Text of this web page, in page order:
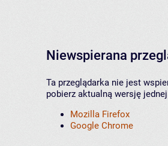
Niewspierana
Ta przeglądarka nie jest
pobierz aktualną wersję
Mozilla Firefox
Google Chrome